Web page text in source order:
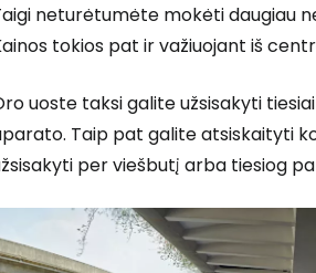
neturėtumėte mokėti daugiau
tokios pat ir važiuojant iš
uoste taksi galite užsisakyti
Taip pat galite atsiskaityti
per viešbutį arba tiesiog